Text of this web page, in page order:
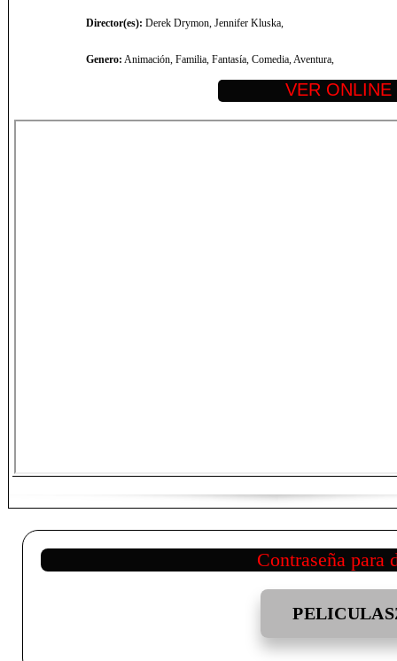
Director(es): Derek Drymon, Jennifer Kluska,
Genero: Animación, Familia, Fantasía, Comedia, Aventura,
Contraseña para